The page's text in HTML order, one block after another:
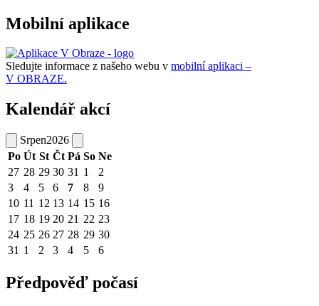
Mobilní aplikace
Sledujte informace z našeho webu v mobilní aplikaci –
V OBRAZE.
Kalendář akcí
Srpen2026
Po Út St Čt Pá So Ne
27 28 29 30 31 1
2
3
4 5 6 7 8
9
10 11 12 13 14 15 16
17 18 19 20 21 22 23
24 25 26 27 28 29 30
31 1 2 3 4 5 6
Předpověď počasí